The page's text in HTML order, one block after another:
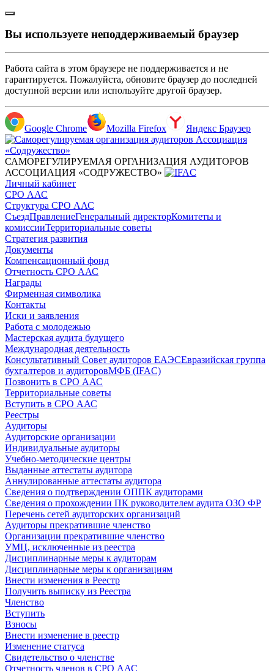
Вы используете неподдерживаемый браузер
Работа сайта в этом браузере не поддерживается и не
гарантируется. Пожалуйста, обновите браузер до последней
доступной версии или используйте другой браузер.
Google Chrome Mozilla Firefox Яндекс Браузер
САМОРЕГУЛИРУЕМАЯ ОРГАНИЗАЦИЯ АУДИТОРОВ
АССОЦИАЦИЯ «СОДРУЖЕСТВО»
Личный кабинет
СРО ААС
Структура СРО ААС
СъездПравлениеГенеральный директорКомитеты и
комиссииТерриториальные советы
Стратегия развития
Документы
Компенсационный фонд
Отчетность СРО ААС
Награды
Фирменная символика
Контакты
Иски и заявления
Работа с молодежью
Мастерская аудита будущего
Международная деятельность
Консультативный Совет аудиторов ЕАЭСЕвразийская группа
бухгалтеров и аудиторовМФБ (IFAC)
Позвонить в СРО ААС
Территориальные советы
Вступить в СРО ААС
Реестры
Аудиторы
Аудиторские организации
Индивидуальные аудиторы
Учебно-методические центры
Выданные аттестаты аудитора
Аннулированные аттестаты аудитора
Сведения о подтверждении ОППК аудиторами
Сведения о прохождении ПК руководителем аудита ОЗО ФР
Перечень сетей аудиторских организаций
Аудиторы прекратившие членство
Организации прекратившие членство
УМЦ, исключенные из реестра
Дисциплинарные меры к аудиторам
Дисциплинарные меры к организациям
Внести изменения в Реестр
Получить выписку из Реестра
Членство
Вступить
Взносы
Внести изменение в реестр
Изменение статуса
Свидетельство о членстве
Отчетность членов в СРО ААС